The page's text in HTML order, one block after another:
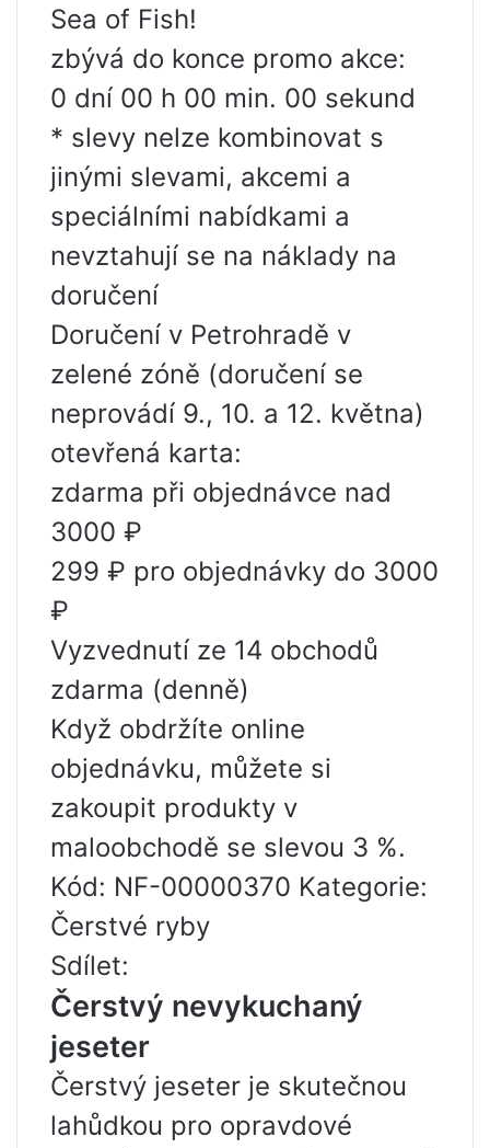
Sea of ​​Fish!
zbývá do konce promo akce:
0 dní 00 h 00 min. 00 sekund
* slevy nelze kombinovat s
jinými slevami, akcemi a
speciálními nabídkami a
nevztahují se na náklady na
doručení
Doručení v Petrohradě v
zelené zóně (doručení se
neprovádí 9., 10. a 12. května)
otevřená karta:
zdarma při objednávce nad
3000 ₽
299 ₽ pro objednávky do 3000
₽
Vyzvednutí ze 14 obchodů
zdarma (denně)
Když obdržíte online
objednávku, můžete si
zakoupit produkty v
maloobchodě se slevou 3 %.
Kód: NF-00000370 Kategorie:
Čerstvé ryby
Sdílet:
Čerstvý nevykuchaný
jeseter
Čerstvý jeseter je skutečnou
lahůdkou pro opravdové